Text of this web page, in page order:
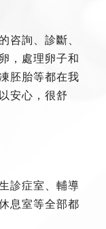
咨詢、診斷、
，處理卵子和
胚胎等都在我
安心，很舒
診症室、輔導
息室等全部都